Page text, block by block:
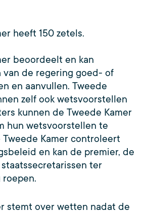
heeft 150 zetels.
beoordeelt en kan
de regering goed- of
en aanvullen. Tweede
zelf ook wetsvoorstellen
kunnen de Tweede Kamer
hun wetsvoorstellen te
Tweede Kamer controleert
en kan de premier, de
ter
stemt over wetten nadat de